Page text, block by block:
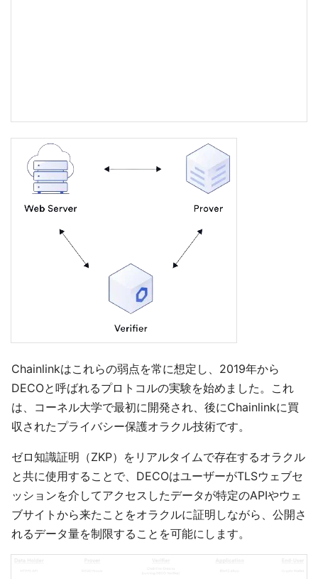
Chainlinkはこれらの弱点を常に想定し、2019年から
DECOと呼ばれるプロトコルの実験を始めました。これ
は、コーネル大学で最初に開発され、後にChainlinkに買
収されたプライバシー保護オラクル技術です。
ゼロ知識証明（ZKP）をリアルタイムで存在するオラクル
と共に使用することで、DECOはユーザーがTLSウェブセ
ッションを介してアクセスしたデータが特定のAPIやウェ
ブサイトから来たことをオラクルに証明しながら、公開さ
れるデータ量を制限することを可能にします。